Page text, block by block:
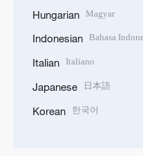
Hungarian Magyar
Indonesian Bahasa
Italian Italiano
Japanese 日本語
Korean 한국어